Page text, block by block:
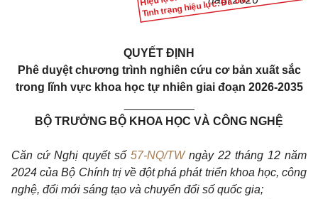
Tình trạng hiệu lực: Đã biết
QUYẾT ĐỊNH
Phê duyệt chương trình nghiên cứu cơ bản xuất sắc
trong lĩnh vực khoa học tự nhiên giai đoạn 2026-2035
BỘ TRƯỞNG BỘ KHOA HỌC VÀ CÔNG NGHỆ
Căn cứ Nghị quyết số 57-NQ/TWngày 22 tháng 12 năm
2024 của Bộ Chính trị về đột phá phát triển khoa học, công
nghệ, đổi mới sáng tạo và chuyển đổi số quốc gia;